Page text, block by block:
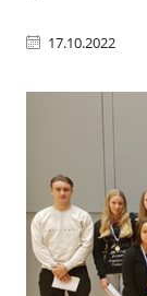
17.10.2022